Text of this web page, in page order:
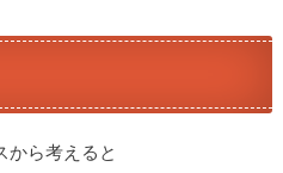
から考えると